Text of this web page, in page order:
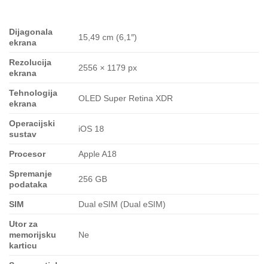
Dijagonala
ekrana
15,49 cm (6,1″)
Rezolucija
ekrana
2556 × 1179 px
Tehnologija
ekrana
OLED Super Retina XDR
Operacijski
sustav
iOS 18
Procesor Apple A18
Spremanje
podataka
256 GB
SIM Dual eSIM (Dual eSIM)
Utor za
memorijsku
karticu
Ne